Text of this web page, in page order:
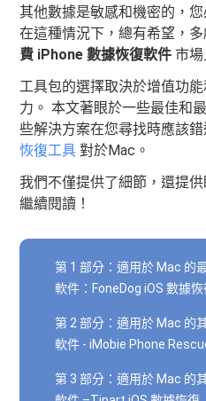
其他數據是敏感和機密的，
在這種情況下，總有希望，
費 iPhone 數據恢復軟件 市場
工具包的選擇取決於增值功
力。 本文著眼於一些最佳和
些解決方案在您尋找時應該錯
恢復工具 對於Mac。
我們不僅提供了細節，還提
繼續閱讀！
第 1 部分：適用於 Mac 的
軟件：FoneDog iOS 數據恢
第 2 部分：適用於 Mac 的
軟件 - iMobie Phone
第 3 部分：適用於 Mac 的